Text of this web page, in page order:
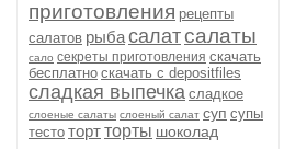
приготовления рецепты
салатов рыбасалатсалаты
сало секреты приготовления скачать
бесплатно скачать с depositfiles
сладкая выпечка сладкое
слоеные салаты слоеный салат суп супы
тесто тортторты шоколад